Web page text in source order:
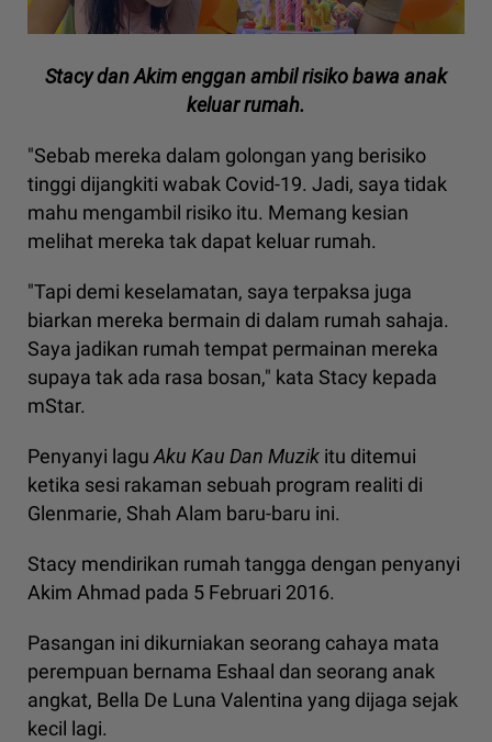
Stacy dan Akim enggan ambil risiko bawa anak
keluar rumah.
"Sebab mereka dalam golongan yang berisiko
tinggi dijangkiti wabak Covid-19. Jadi, saya tidak
mahu mengambil risiko itu. Memang kesian
melihat mereka tak dapat keluar rumah.
"Tapi demi keselamatan, saya terpaksa juga
biarkan mereka bermain di dalam rumah sahaja.
Saya jadikan rumah tempat permainan mereka
supaya tak ada rasa bosan," kata Stacy kepada
mStar.
Penyanyi laguAku Kau Dan Muzik itu ditemui
ketika sesi rakaman sebuah program realiti di
Glenmarie, Shah Alam baru-baru ini.
Stacy mendirikan rumah tangga dengan penyanyi
Akim Ahmad pada 5 Februari 2016.
Pasangan ini dikurniakan seorang cahaya mata
perempuan bernama Eshaal dan seorang anak
angkat, Bella De Luna Valentina yang dijaga sejak
kecil lagi.